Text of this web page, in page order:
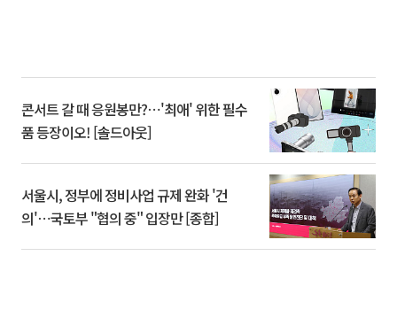
콘서트 갈 때 응원봉만?⋯'최애' 위한 필수
품 등장이오! [솔드아웃]
서울시, 정부에 정비사업 규제 완화 '건
의'⋯국토부 "협의 중" 입장만 [종합]